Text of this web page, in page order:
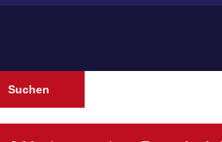
Suchen